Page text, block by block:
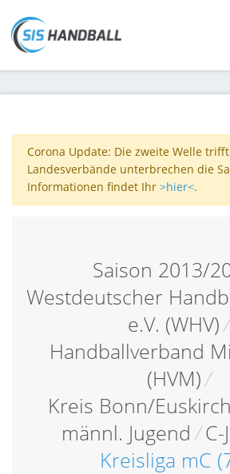
Corona Update: Die zweite Welle
Landesverbände unterbrechen die
Informationen findet Ihr >hier<.
Saison 2013/
Westdeutscher
e.V. (WHV)/
Handballverband
(HVM)/
Kreis Bonn/
männl. Jugend/
Kreisliga mC